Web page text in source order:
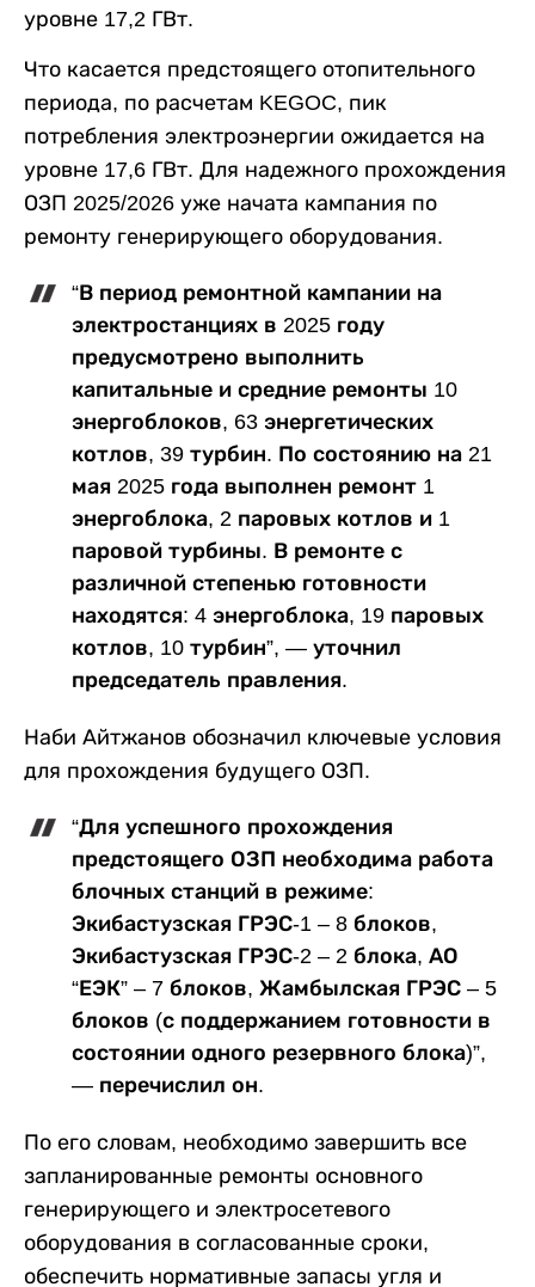
уровне 17,2 ГВт.
Что касается предстоящего отопительного
периода, по расчетам KEGOC, пик
потребления электроэнергии ожидается на
уровне 17,6 ГВт. Для надежного прохождения
ОЗП 2025/2026 уже начата кампания по
ремонту генерирующего оборудования.
“В период ремонтной кампании на
электростанциях в 2025 году
предусмотрено выполнить
капитальные и средние ремонты 10
энергоблоков, 63 энергетических
котлов, 39 турбин. По состоянию на 21
мая 2025 года выполнен ремонт 1
энергоблока, 2 паровых котлов и 1
паровой турбины. В ремонте с
различной степенью готовности
находятся: 4 энергоблока, 19 паровых
котлов, 10 турбин”, — уточнил
председатель правления.
Наби Айтжанов обозначил ключевые условия
для прохождения будущего ОЗП.
“Для успешного прохождения
предстоящего ОЗП необходима работа
блочных станций в режиме:
Экибастузская ГРЭС-1 – 8 блоков,
Экибастузская ГРЭС-2 – 2 блока, АО
“ЕЭК” – 7 блоков, Жамбылская ГРЭС – 5
блоков (с поддержанием готовности в
состоянии одного резервного блока)”,
— перечислил он.
По его словам, необходимо завершить все
запланированные ремонты основного
генерирующего и электросетевого
оборудования в согласованные сроки,
обеспечить нормативные запасы угля и